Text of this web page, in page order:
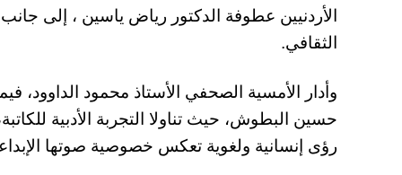
الأردنيين عطوفة الدكتور رياض ياسين ، إلى
الثقافي.
وأدار الأمسية الصحفي الأستاذ محمود الداوود،
حسين البطوش، حيث تناولا التجربة الأدبية
رؤى إنسانية ولغوية تعكس خصوصية صوتها